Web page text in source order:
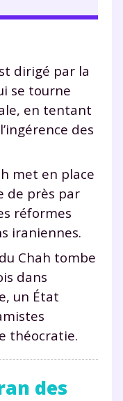
dirigé par la
se tourne
en tentant
des
met en place
de près par
réformes
iraniennes.
Chah tombe
dans
un État
théocratie.
des